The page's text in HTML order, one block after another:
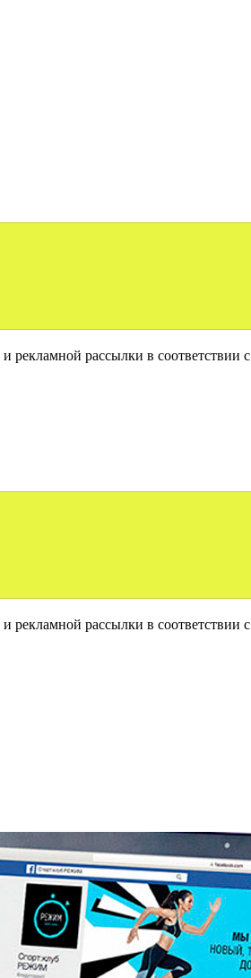
рекламной рассылки в соответствии с
рекламной рассылки в соответствии с